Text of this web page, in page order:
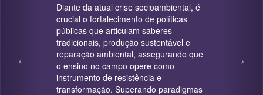
Diante da atual crise socioambiental, é
crucial o fortalecimento de políticas
públicas que articulam saberes
tradicionais, produção sustentável e
reparação ambiental, assegurando que
o ensino no campo opere como
instrumento de resistência e
transformação. Superando paradigmas